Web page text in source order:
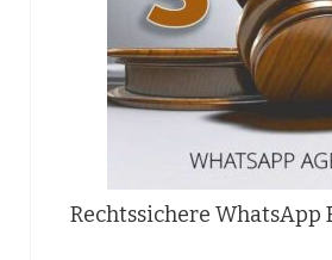
Rechtssichere WhatsApp